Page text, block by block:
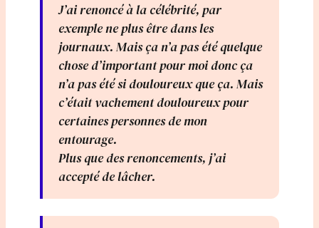
J’ai renoncé à la célébrité, par
exemple ne plus être dans les
journaux. Mais ça n’a pas été quelque
chose d’important pour moi donc ça
n’a pas été si douloureux que ça. Mais
c’était vachement douloureux pour
certaines personnes de mon
entourage.
Plus que des renoncements, j’ai
accepté de lâcher.